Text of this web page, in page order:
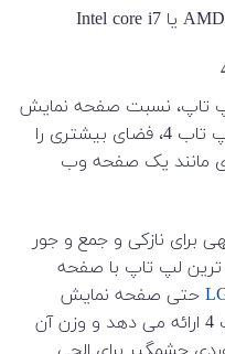
تاپ، نسبت صفحه نمایش
3:2 است، که این ویژگی سرفیس لپ تاب 4، فضای بیشتری را
مانند یک صفحه وب
قابل توجهی برای نازکی و جمع و جور
ترین لپ تاپ با صفحه
حتی صفحه نمایش
بزرگتری نسبت به سرفیس لپ تاپ 4 ارائه می دهد و وزن آن